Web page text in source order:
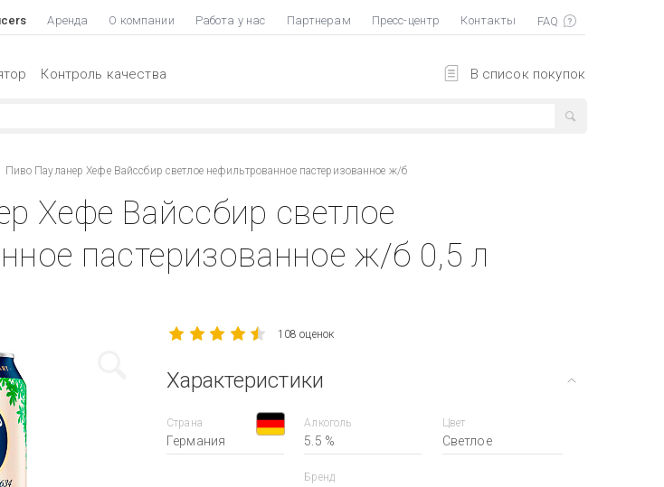
Аренда О компании Работа у нас Партнерам Пресс-центр Контакты
В список покупок
Контроль качества
Пиво Пауланер Хефе Вайссбир светлое нефильтрованное пастеризованное ж/б
Хефе Вайссбир светлое
пастеризованное ж/б 0,5 л
108 оценок
Характеристики
Страна
Германия
Алкоголь
5.5 %
Цвет
Светлое
Бренд